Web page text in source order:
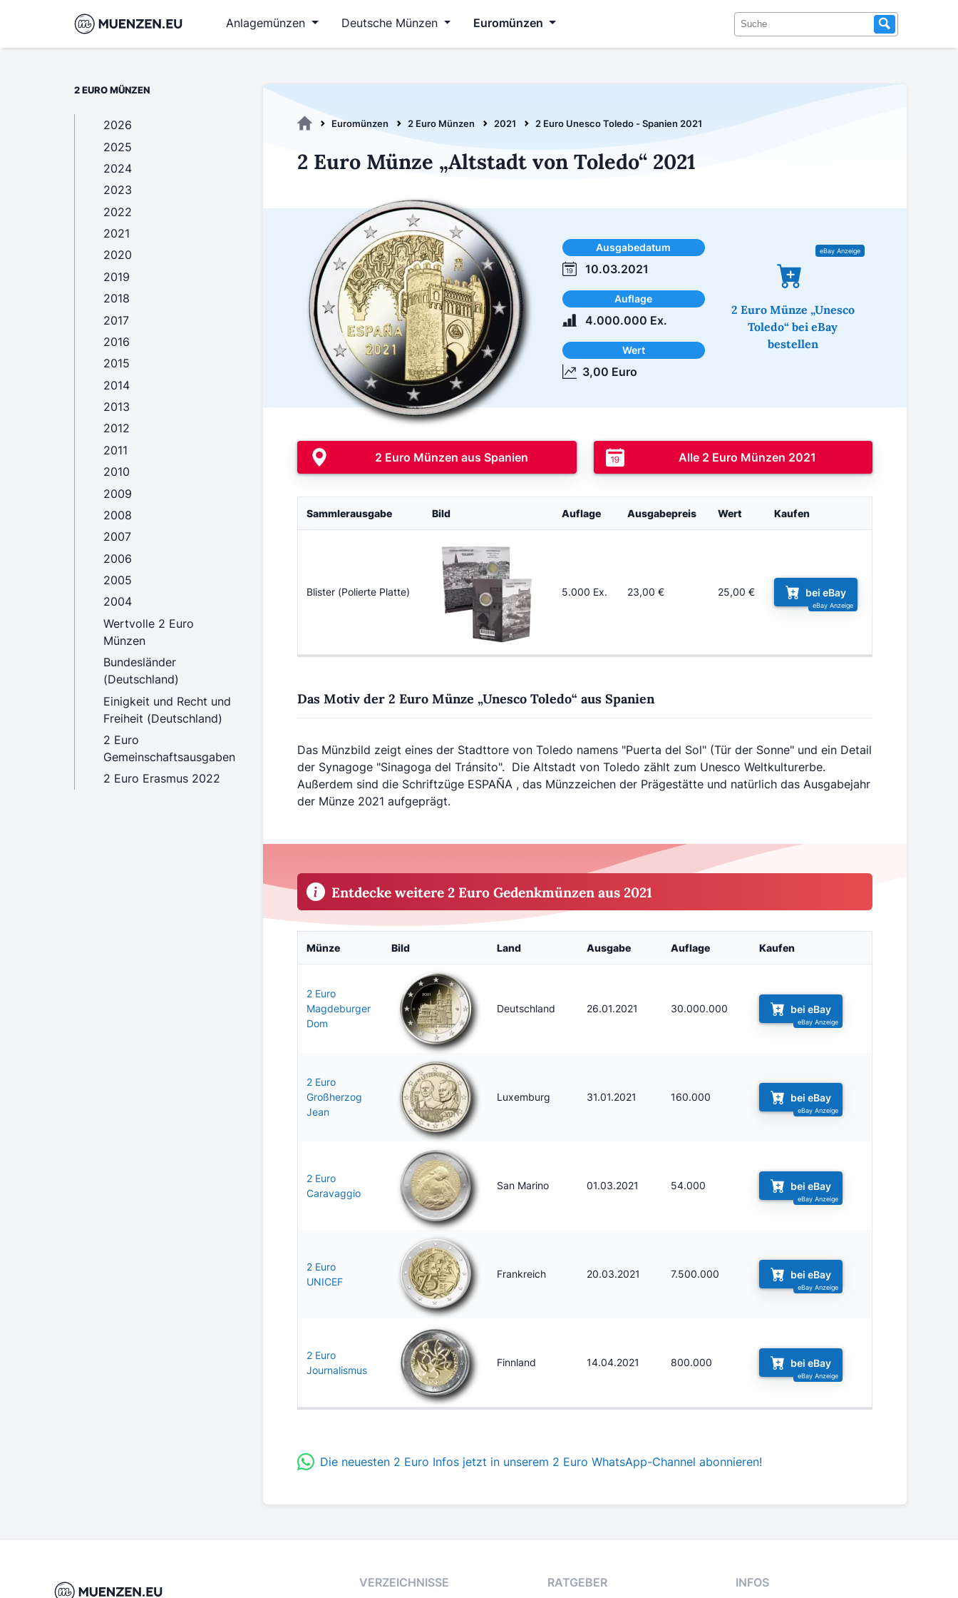
Anlagemünzen Deutsche Münzen Euromünzen
Euromünzen 2 Euro Münzen 2021 2 Euro Unesco Toledo - Spanien 2021
2 Euro Münze „Altstadt von Toledo“ 2021
Ausgabedatum
10.03.2021
Auflage
4.000.000 Ex.
Wert
3,00 Euro
2 Euro Münze „Unesco
Toledo“ bei eBay
bestellen
2 Euro Münzen aus Spanien Alle 2 Euro Münzen 2021
Sammlerausgabe Bild Auflage Ausgabepreis Wert Kaufen
Blister (Polierte Platte) 5.000 Ex. 23,00 € 25,00 € bei eBay
Das Motiv der 2 Euro Münze „Unesco Toledo“ aus Spanien
Das Münzbild zeigt eines der Stadttore von Toledo namens "Puerta del Sol" (Tür der Sonne" und ein Detail
der Synagoge "Sinagoga del Tránsito". Die Altstadt von Toledo zählt zum Unesco Weltkulturerbe.
Außerdem sind die Schriftzüge ESPAÑA , das Münzzeichen der Prägestätte und natürlich das Ausgabejahr
der Münze 2021 aufgeprägt.
Entdecke weitere 2 Euro Gedenkmünzen aus 2021
Münze Bild Land Ausgabe Auflage Kaufen
2 Euro
Magdeburger
Dom
Deutschland 26.01.2021 30.000.000 bei eBay
2 Euro
Großherzog
Jean
Luxemburg 31.01.2021 160.000 bei eBay
2 Euro
Caravaggio
San Marino 01.03.2021 54.000 bei eBay
2 Euro
UNICEF
Frankreich 20.03.2021 7.500.000 bei eBay
2 Euro
Journalismus
Finnland 14.04.2021 800.000 bei eBay
Die neuesten 2 Euro Infos jetzt in unserem 2 Euro WhatsApp-Channel abonnieren!
2 EURO MÜNZEN
2026
2025
2024
2023
2022
2021
2020
2019
2018
2017
2016
2015
2014
2013
2012
2011
2010
2009
2008
2007
2006
2005
2004
Wertvolle 2 Euro
Münzen
Bundesländer
(Deutschland)
Einigkeit und Recht und
Freiheit (Deutschland)
2 Euro
Gemeinschaftsausgaben
2 Euro Erasmus 2022
VERZEICHNISSE RATGEBER INFOS